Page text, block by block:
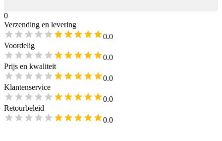
0
Verzending en levering
0.0
Voordelig
0.0
Prijs en kwaliteit
0.0
Klantenservice
0.0
Retourbeleid
0.0